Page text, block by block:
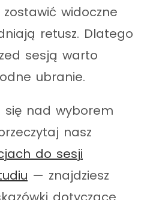
widoczne
retusz. Dlatego
sesją warto
ubranie.
się nad wyborem
nasz
do sesji
— znajdziesz